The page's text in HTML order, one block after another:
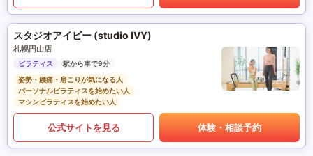
スタジオアイビー (studio IVY)
札幌円山店
ピラティス
駅から車で9分
姿勢・腰痛・肩こりが気になる人
パーソナルピラティスを始めたい人
マシンピラティスを始めたい人
公式サイトを見る 体験・相談予約